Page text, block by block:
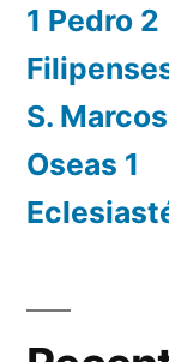
1 Pedro 2
S.
Oseas 1